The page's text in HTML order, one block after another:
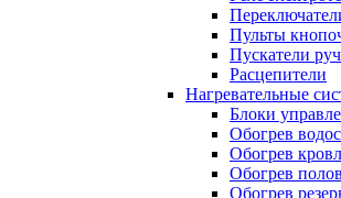
Пульты
Пускатели
Расцепители
Нагревательные
Блоки
Обогрев
Обогрев
Обогрев полов
Обогрев